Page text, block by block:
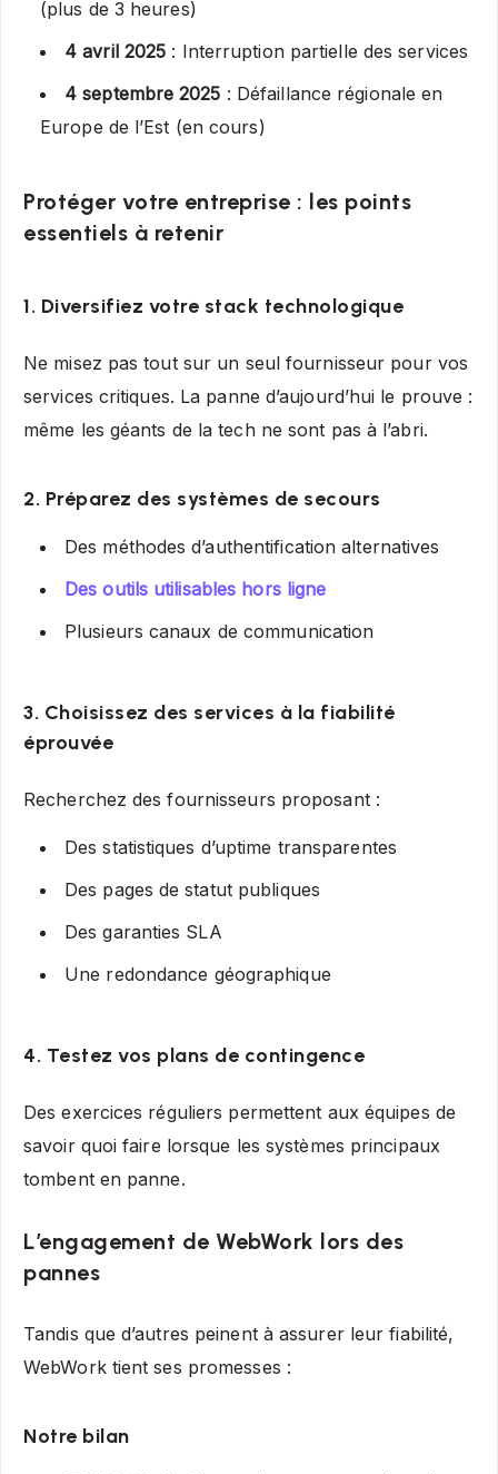
(plus de 3 heures)
4 avril 2025 : Interruption partielle des services
4 septembre 2025 : Défaillance régionale en
Europe de l’Est (en cours)
Protéger votre entreprise : les points
essentiels à retenir
1. Diversifiez votre stack technologique
Ne misez pas tout sur un seul fournisseur pour vos
services critiques. La panne d’aujourd’hui le prouve :
même les géants de la tech ne sont pas à l’abri.
2. Préparez des systèmes de secours
Des méthodes d’authentification alternatives
Des outils utilisables hors ligne
Plusieurs canaux de communication
3. Choisissez des services à la fiabilité
éprouvée
Recherchez des fournisseurs proposant :
Des statistiques d’uptime transparentes
Des pages de statut publiques
Des garanties SLA
Une redondance géographique
4. Testez vos plans de contingence
Des exercices réguliers permettent aux équipes de
savoir quoi faire lorsque les systèmes principaux
tombent en panne.
L’engagement de WebWork lors des
pannes
Tandis que d’autres peinent à assurer leur fiabilité,
WebWork tient ses promesses :
Notre bilan